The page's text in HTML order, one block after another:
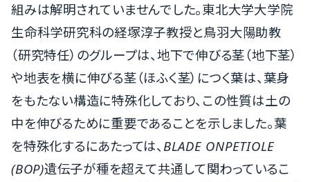
組みは解明されていませんでした。東北大学大学院
生命科学研究科の経塚淳子教授と鳥羽大陽助教
（研究特任）のグループは、地下で伸びる茎（地下茎）
や地表を横に伸びる茎（ほふく茎）につく葉は、葉身
をもたない構造に特殊化しており、この性質は土の
中を伸びるために重要であることを示しました。葉
を特殊化するにあたっては、BLADE ONPETIOLE
(BOP)遺伝子が種を超えて共通して関わっているこ